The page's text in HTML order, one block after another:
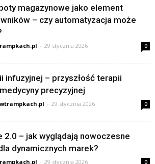
magazynowe jako element
– czy automatyzacja może
- 29 stycznia 2026 0
infuzyjnej – przyszłość terapii
precyzyjnej
- 29 stycznia 2026 0
– jak wyglądają nowoczesne
dynamicznych marek?
- 29 stycznia 2026 0